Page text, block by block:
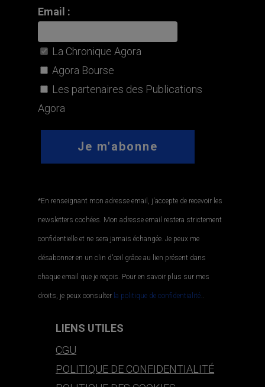
Email :
La Chronique Agora
Agora Bourse
Les partenaires des Publications
Agora
*En renseignant mon adresse email, j'accepte de recevoir les
newsletters cochées. Mon adresse email restera strictement
confidentielle et ne sera jamais échangée. Je peux me
désabonner en un clin d'œil grâce au lien présent dans
chaque email que je reçois. Pour en savoir plus sur mes
droits, je peux consulter la politique de confidentialité..
LIENS UTILES
CGU
POLITIQUE DE CONFIDENTIALITÉ